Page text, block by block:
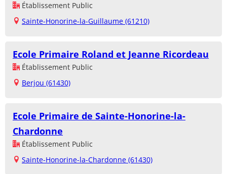
Établissement Public
Sainte-Honorine-la-Guillaume (61210)
Ecole Primaire Roland et Jeanne Ricordeau
Établissement Public
Berjou (61430)
Ecole Primaire de Sainte-Honorine-la-
Chardonne
Établissement Public
Sainte-Honorine-la-Chardonne (61430)